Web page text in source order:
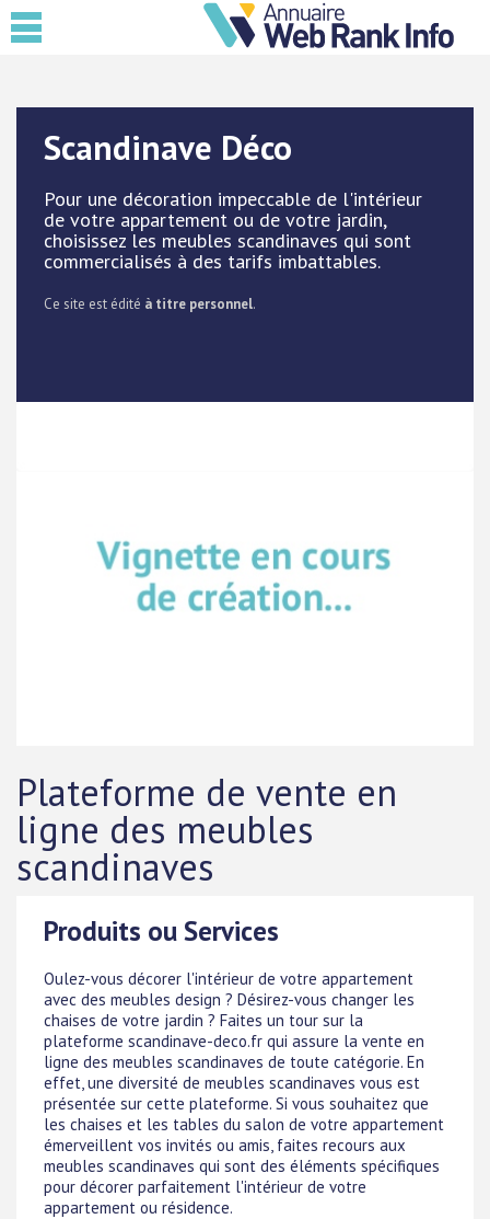
Scandinave Déco
Pour une décoration impeccable de l'intérieur
de votre appartement ou de votre jardin,
choisissez les meubles scandinaves qui sont
commercialisés à des tarifs imbattables.
Ce site est édité à titre personnel.
Plateforme de vente en
ligne des meubles
scandinaves
Produits ou Services
Oulez-vous décorer l'intérieur de votre appartement
avec des meubles design ? Désirez-vous changer les
chaises de votre jardin ? Faites un tour sur la
plateforme scandinave-deco.fr qui assure la vente en
ligne des meubles scandinaves de toute catégorie. En
effet, une diversité de meubles scandinaves vous est
présentée sur cette plateforme. Si vous souhaitez que
les chaises et les tables du salon de votre appartement
émerveillent vos invités ou amis, faites recours aux
meubles scandinaves qui sont des éléments spécifiques
pour décorer parfaitement l'intérieur de votre
appartement ou résidence.